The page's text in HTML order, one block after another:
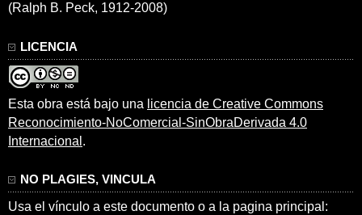
(Ralph B. Peck, 1912-2008)
LICENCIA
Esta obra está bajo una licencia de Creative Commons
Reconocimiento-NoComercial-SinObraDerivada 4.0
Internacional .
NO PLAGIES, VINCULA
Usa el vínculo a este documento o a la pagina principal: